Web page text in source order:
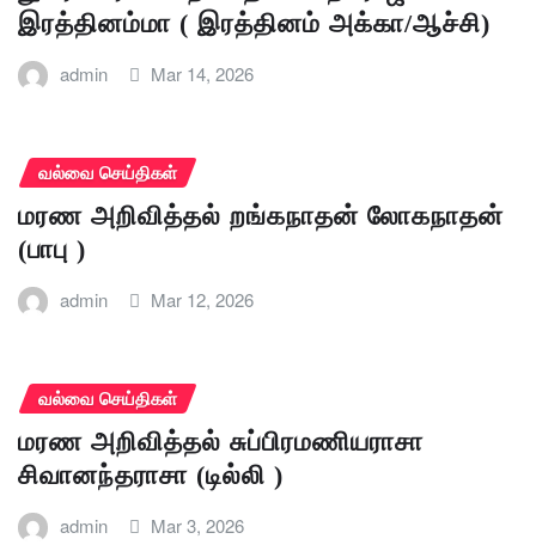
இரத்தினம்மா ( இரத்தினம் அக்கா/ஆச்சி)
admin Mar 14, 2026
வல்வை செய்திகள்
மரண அறிவித்தல் றங்கநாதன் லோகநாதன்
(பாபு )
admin Mar 12, 2026
வல்வை செய்திகள்
மரண அறிவித்தல் சுப்பிரமணியராசா
சிவானந்தராசா (டில்லி )
admin Mar 3, 2026